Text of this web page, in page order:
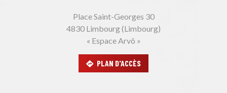
Place Saint-Georges 30
4830 Limbourg (Limbourg)
« Espace Arvô »
PLAN D'ACCÈS